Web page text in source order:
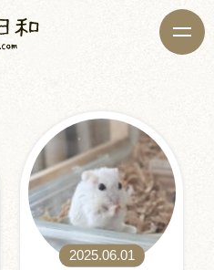
2025.06.01